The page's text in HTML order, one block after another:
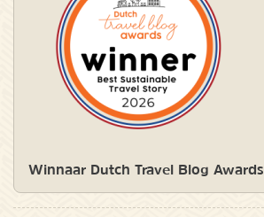
Winnaar Dutch Travel Blog Awards